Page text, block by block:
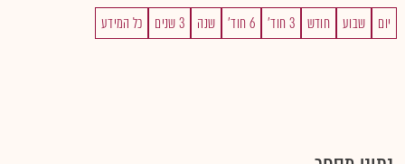
יום שבוע חודש 3 חוד' 6 חוד' שנה 3 שנים כל המידע